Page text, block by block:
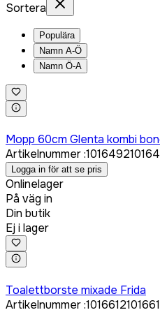
Sortera
Populära
Namn A-Ö
Namn Ö-A
Mopp 60cm Glenta kombi
Artikelnummer:1016492
Logga in för att se pris
Onlinelager
På väg in
Din butik
Ej i lager
Toalettborste mixade Frida
Artikelnummer:1016612